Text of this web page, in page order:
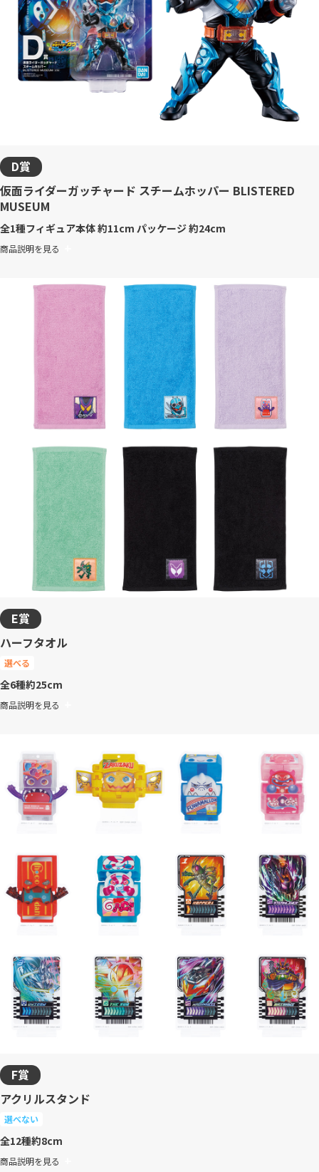
D賞
仮面ライダーガッチャード スチームホッパー BLISTERED
MUSEUM
全1種フィギュア本体 約11cm パッケージ 約24cm
商品説明を見る
E賞
ハーフタオル
選べる
全6種約25cm
商品説明を見る
F賞
アクリルスタンド
選べない
全12種約8cm
商品説明を見る